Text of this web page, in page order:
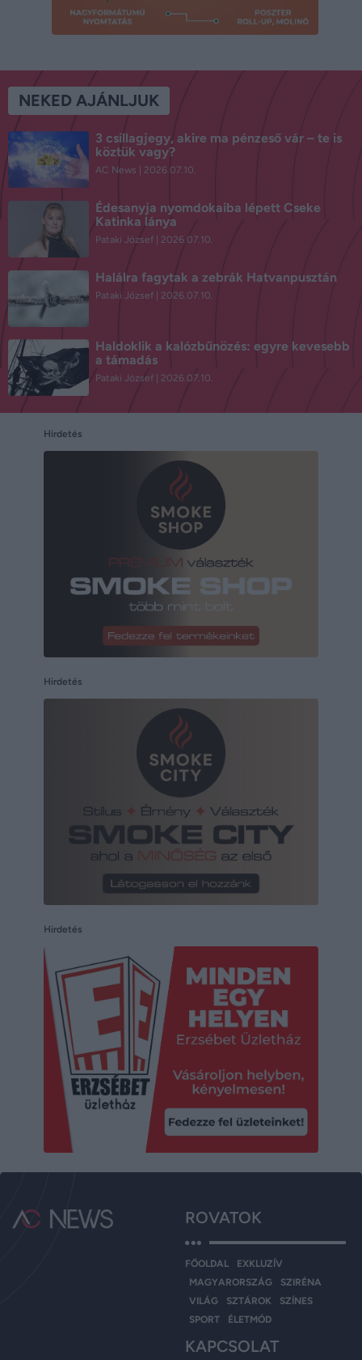
NEKED AJÁNLJUK
3 csillagjegy, akire ma pénzeső vár – te is
köztük vagy?
AC News 2026.07.10.
Édesanyja nyomdokaiba lépett Cseke
Katinka lánya
Pataki József 2026.07.10.
Halálra fagytak a zebrák Hatvanpusztán
Pataki József 2026.07.10.
Haldoklik a kalózbűnözés: egyre kevesebb
a támadás
Pataki József 2026.07.10.
Hirdetés
Hirdetés
Hirdetés
ROVATOK
FŐOLDAL
EXKLUZÍV
MAGYARORSZÁG
SZIRÉNA
VILÁG
SZTÁROK
SZÍNES
SPORT
ÉLETMÓD
KAPCSOLAT